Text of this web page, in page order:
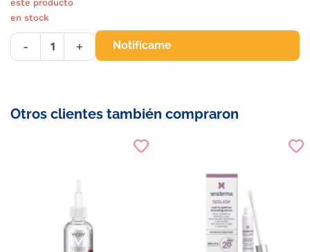
este producto
en stock
- + Notifícame
Otros clientes también compraron